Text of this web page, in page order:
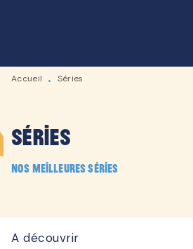
Accueil • Séries
Séries
Nos meilleures séries
A découvrir